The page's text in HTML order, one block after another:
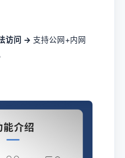
访问 → 支持公网+内网